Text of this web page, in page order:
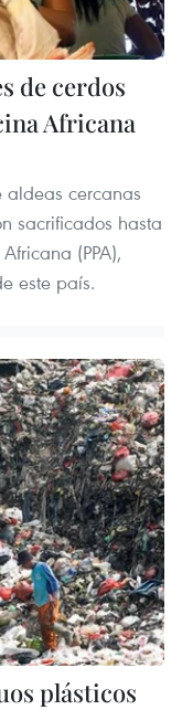
de cerdos
Africana
aldeas cercanas
sacrificados hasta
(PPA),
este país.
plásticos